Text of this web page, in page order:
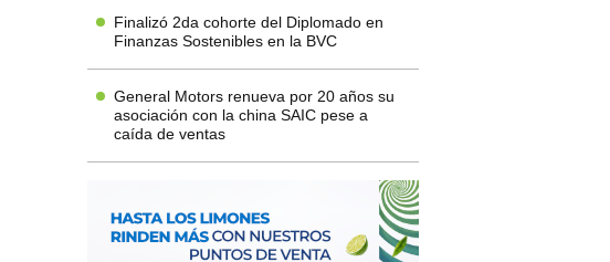
Finalizó 2da cohorte del Diplomado en
Finanzas Sostenibles en la BVC
General Motors renueva por 20 años su
asociación con la china SAIC pese a
caída de ventas